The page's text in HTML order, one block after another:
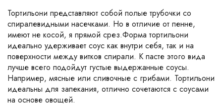
Тортильони представляют собой полые трубочки со
спиралевидными насечками. Но в отличие от пенне,
имеют не косой, я прямой срез.Форма тортильони
идеально удерживает соус как внутри себя, так и на
поверхности между витков спирали. К пасте этого вида
лучше всего подойдут густые выдержанные соусы.
Например, мясные или сливочные с грибами. Тортильони
идеальны для запекания, отлично сочетаются с соусами
на основе овощей.